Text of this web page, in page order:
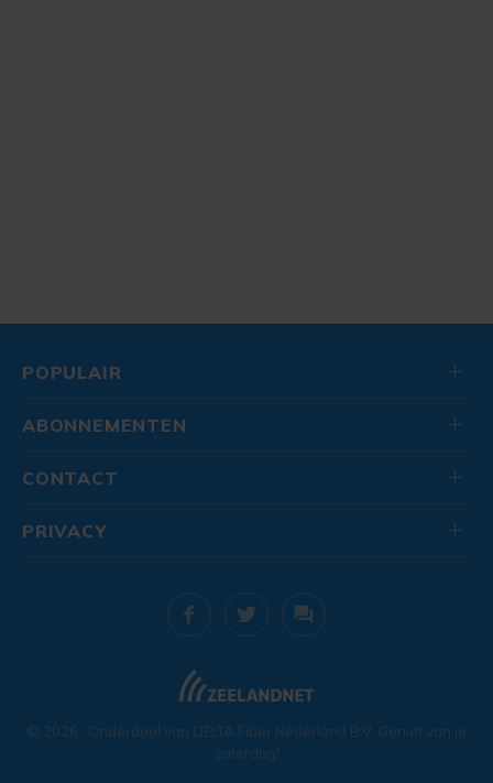
POPULAIR
ABONNEMENTEN
CONTACT
© 2026 . Onderdeel van DELTA Fiber Nederland B.V. Geniet van je
zaterdag!
PRIVACY